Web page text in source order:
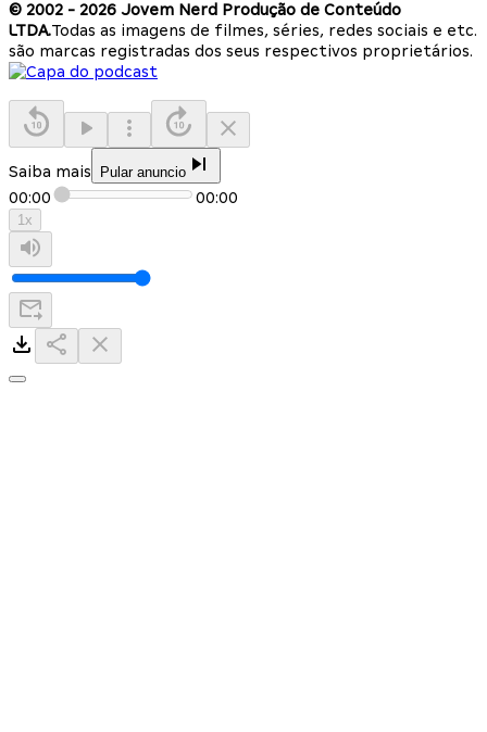
© 2002 - 2026 Jovem Nerd Produção de Conteúdo
LTDA.Todas as imagens de filmes, séries, redes sociais e etc.
são marcas registradas dos seus respectivos proprietários.
Saiba mais Pular anuncio
00:00 00:00
1x